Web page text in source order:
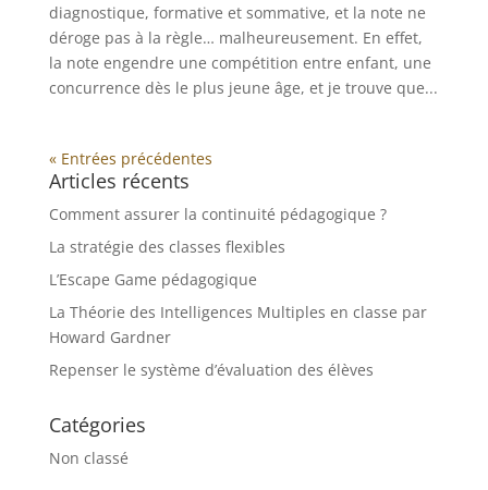
diagnostique, formative et sommative, et la note ne
déroge pas à la règle… malheureusement. En effet,
la note engendre une compétition entre enfant, une
concurrence dès le plus jeune âge, et je trouve que...
« Entrées précédentes
Articles récents
Comment assurer la continuité pédagogique ?
La stratégie des classes flexibles
L’Escape Game pédagogique
La Théorie des Intelligences Multiples en classe par
Howard Gardner
Repenser le système d’évaluation des élèves
Catégories
Non classé